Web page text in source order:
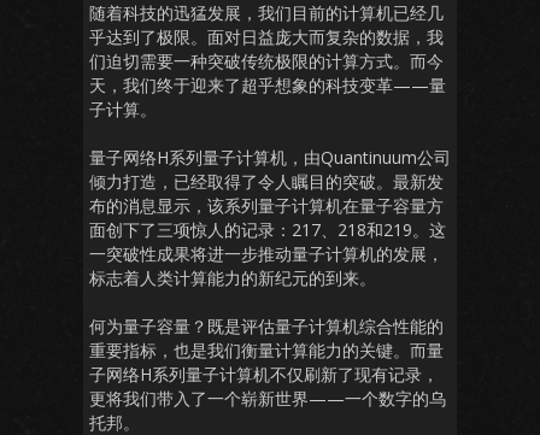
随着科技的迅猛发展，我们目前的计算机已经几
乎达到了极限。面对日益庞大而复杂的数据，我
们迫切需要一种突破传统极限的计算方式。而今
天，我们终于迎来了超乎想象的科技变革——量
子计算。
量子网络H系列量子计算机，由Quantinuum公司
倾力打造，已经取得了令人瞩目的突破。最新发
布的消息显示，该系列量子计算机在量子容量方
面创下了三项惊人的记录：217、218和219。这
一突破性成果将进一步推动量子计算机的发展，
标志着人类计算能力的新纪元的到来。
何为量子容量？既是评估量子计算机综合性能的
重要指标，也是我们衡量计算能力的关键。而量
子网络H系列量子计算机不仅刷新了现有记录，
更将我们带入了一个崭新世界——一个数字的乌
托邦。